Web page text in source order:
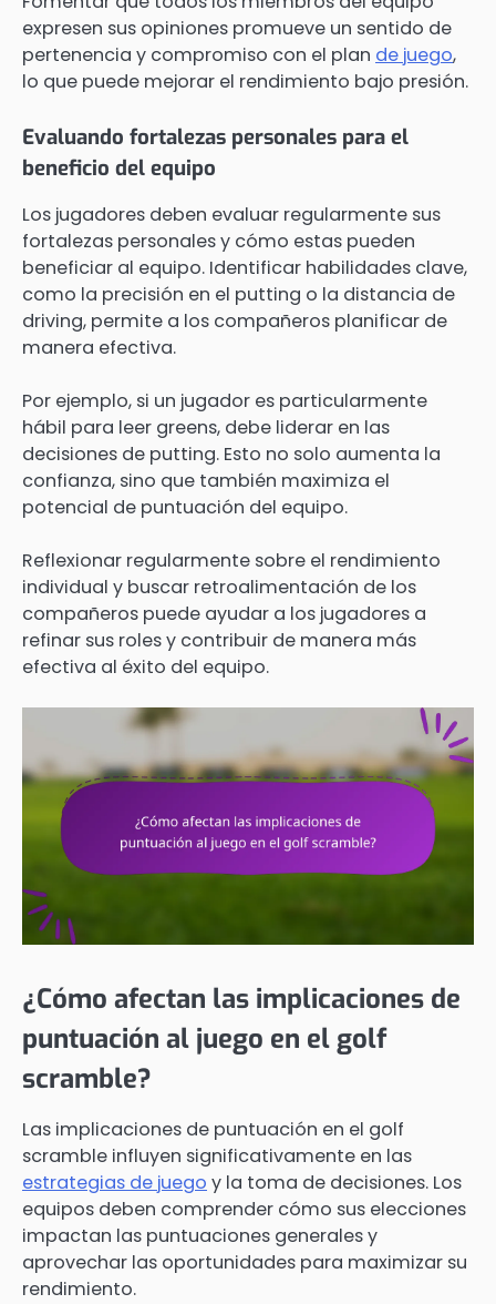
expresen sus opiniones promueve un sentido de
pertenencia y compromiso con el plan de juego,
lo que puede mejorar el rendimiento bajo presión.
Evaluando fortalezas personales para el
beneficio del equipo
Los jugadores deben evaluar regularmente sus
fortalezas personales y cómo estas pueden
beneficiar al equipo. Identificar habilidades clave,
como la precisión en el putting o la distancia de
driving, permite a los compañeros planificar de
manera efectiva.
Por ejemplo, si un jugador es particularmente
hábil para leer greens, debe liderar en las
decisiones de putting. Esto no solo aumenta la
confianza, sino que también maximiza el
potencial de puntuación del equipo.
Reflexionar regularmente sobre el rendimiento
individual y buscar retroalimentación de los
compañeros puede ayudar a los jugadores a
refinar sus roles y contribuir de manera más
efectiva al éxito del equipo.
¿Cómo afectan las implicaciones de
puntuación al juego en el golf
scramble?
Las implicaciones de puntuación en el golf
scramble influyen significativamente en las
estrategias de juego y la toma de decisiones. Los
equipos deben comprender cómo sus elecciones
impactan las puntuaciones generales y
aprovechar las oportunidades para maximizar su
rendimiento.